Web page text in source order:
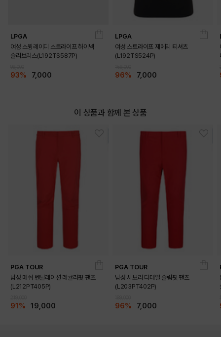
LPGA
여성 스윙레이디 스트라이프 하이넥
슬리브리스(L192TS587P)
93% 7,000
LPGA
여성 스트라이프 제에리 티셔츠
(L192TS524P)
96% 7,000
이 상품과 함께 본 상품
PGA TOUR
남성 메쉬 벤틸레이션 레귤러핏 팬츠
(L212PT405P)
91% 19,000
PGA TOUR
남성 시보리 디테일 슬림핏 팬츠
(L203PT402P)
96% 7,000